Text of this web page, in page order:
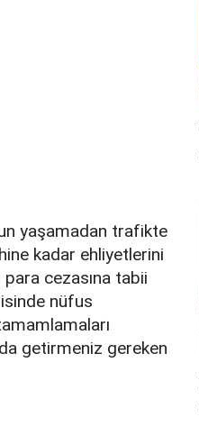
yaşamadan trafikte
kadar ehliyetlerini
cezasına tabii
nüfus
getirmeniz gereken